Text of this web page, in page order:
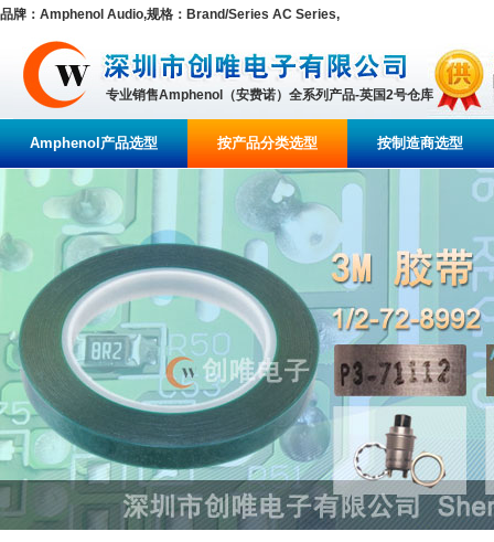
品牌：Amphenol Audio,规格：Brand/Series AC Series,
专业销售Amphenol（安费诺）全系列产品-英国2号仓库
Amphenol产品选型 按产品分类选型 按制造商选型